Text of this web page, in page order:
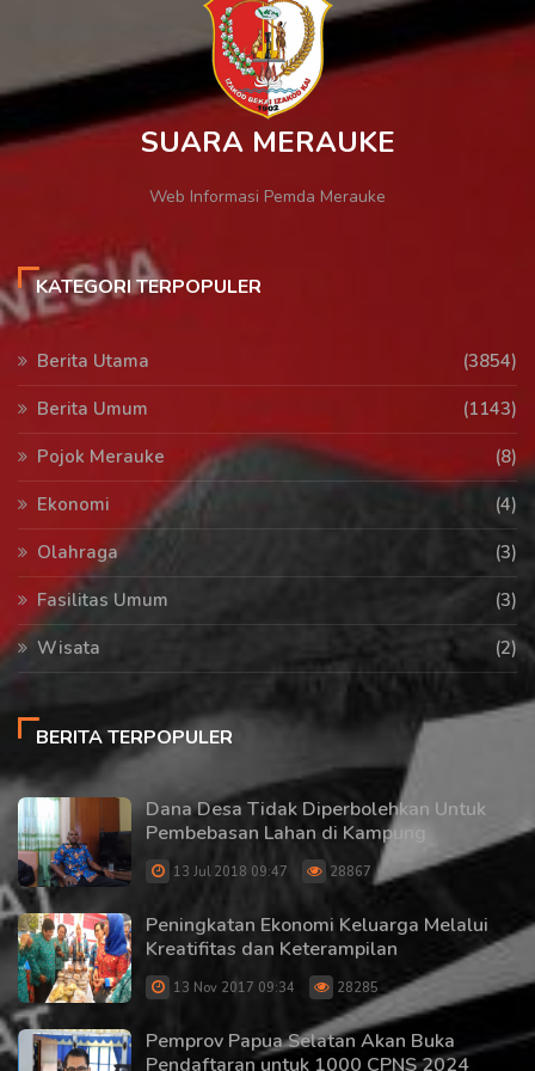
SUARA MERAUKE
Web Informasi Pemda Merauke
KATEGORI TERPOPULER
Berita Utama
(3854)
Berita Umum
(1143)
Pojok Merauke
(8)
Ekonomi
(4)
Olahraga
(3)
Fasilitas Umum
(3)
Wisata
(2)
BERITA TERPOPULER
Dana Desa Tidak Diperbolehkan Untuk
Pembebasan Lahan di Kampung
13 Jul 2018 09:47 28867
Peningkatan Ekonomi Keluarga Melalui
Kreatifitas dan Keterampilan
13 Nov 2017 09:34 28285
Pemprov Papua Selatan Akan Buka
Pendaftaran untuk 1000 CPNS 2024